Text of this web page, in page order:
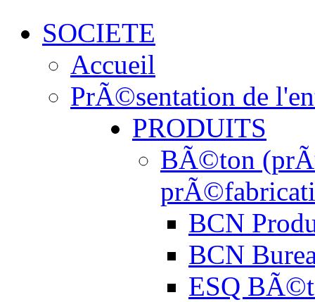
SOCIETE
Accueil
PrÃ©sentation de
PRODUITS
BÃ©ton
BCN
BCN
ESQ